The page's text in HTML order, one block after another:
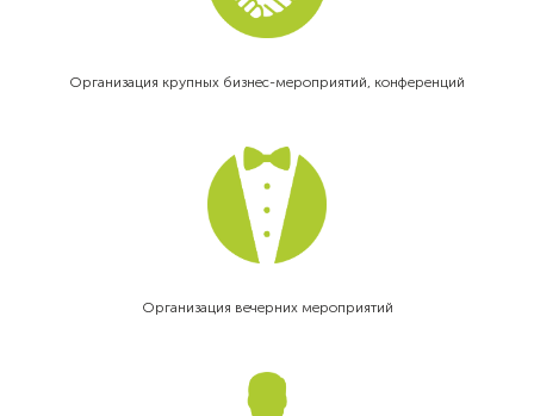
Организация крупных бизнес-мероприятий, конференций
Организация вечерних мероприятий